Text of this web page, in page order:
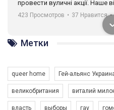
провести вуличні акції. Наше
навіть коли ми у різних
разом. Ми закликаємо всіх хто
солідарності, приєднатися до
ГАУ є в 16 областях України.
Разом наш голос лунає гучніше!
423 Просмотров • 37 Нравится •
Метки
queer home Гей-альянс
великобритания виталий
власть выборы гау